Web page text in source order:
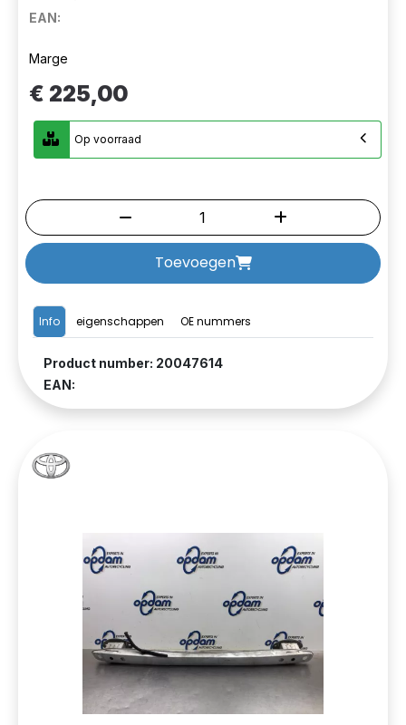
EAN:
Info eigenschappen OE nummers
Product number: 20047614
EAN:
Marge
€ 225,00
Op voorraad
Toevoegen